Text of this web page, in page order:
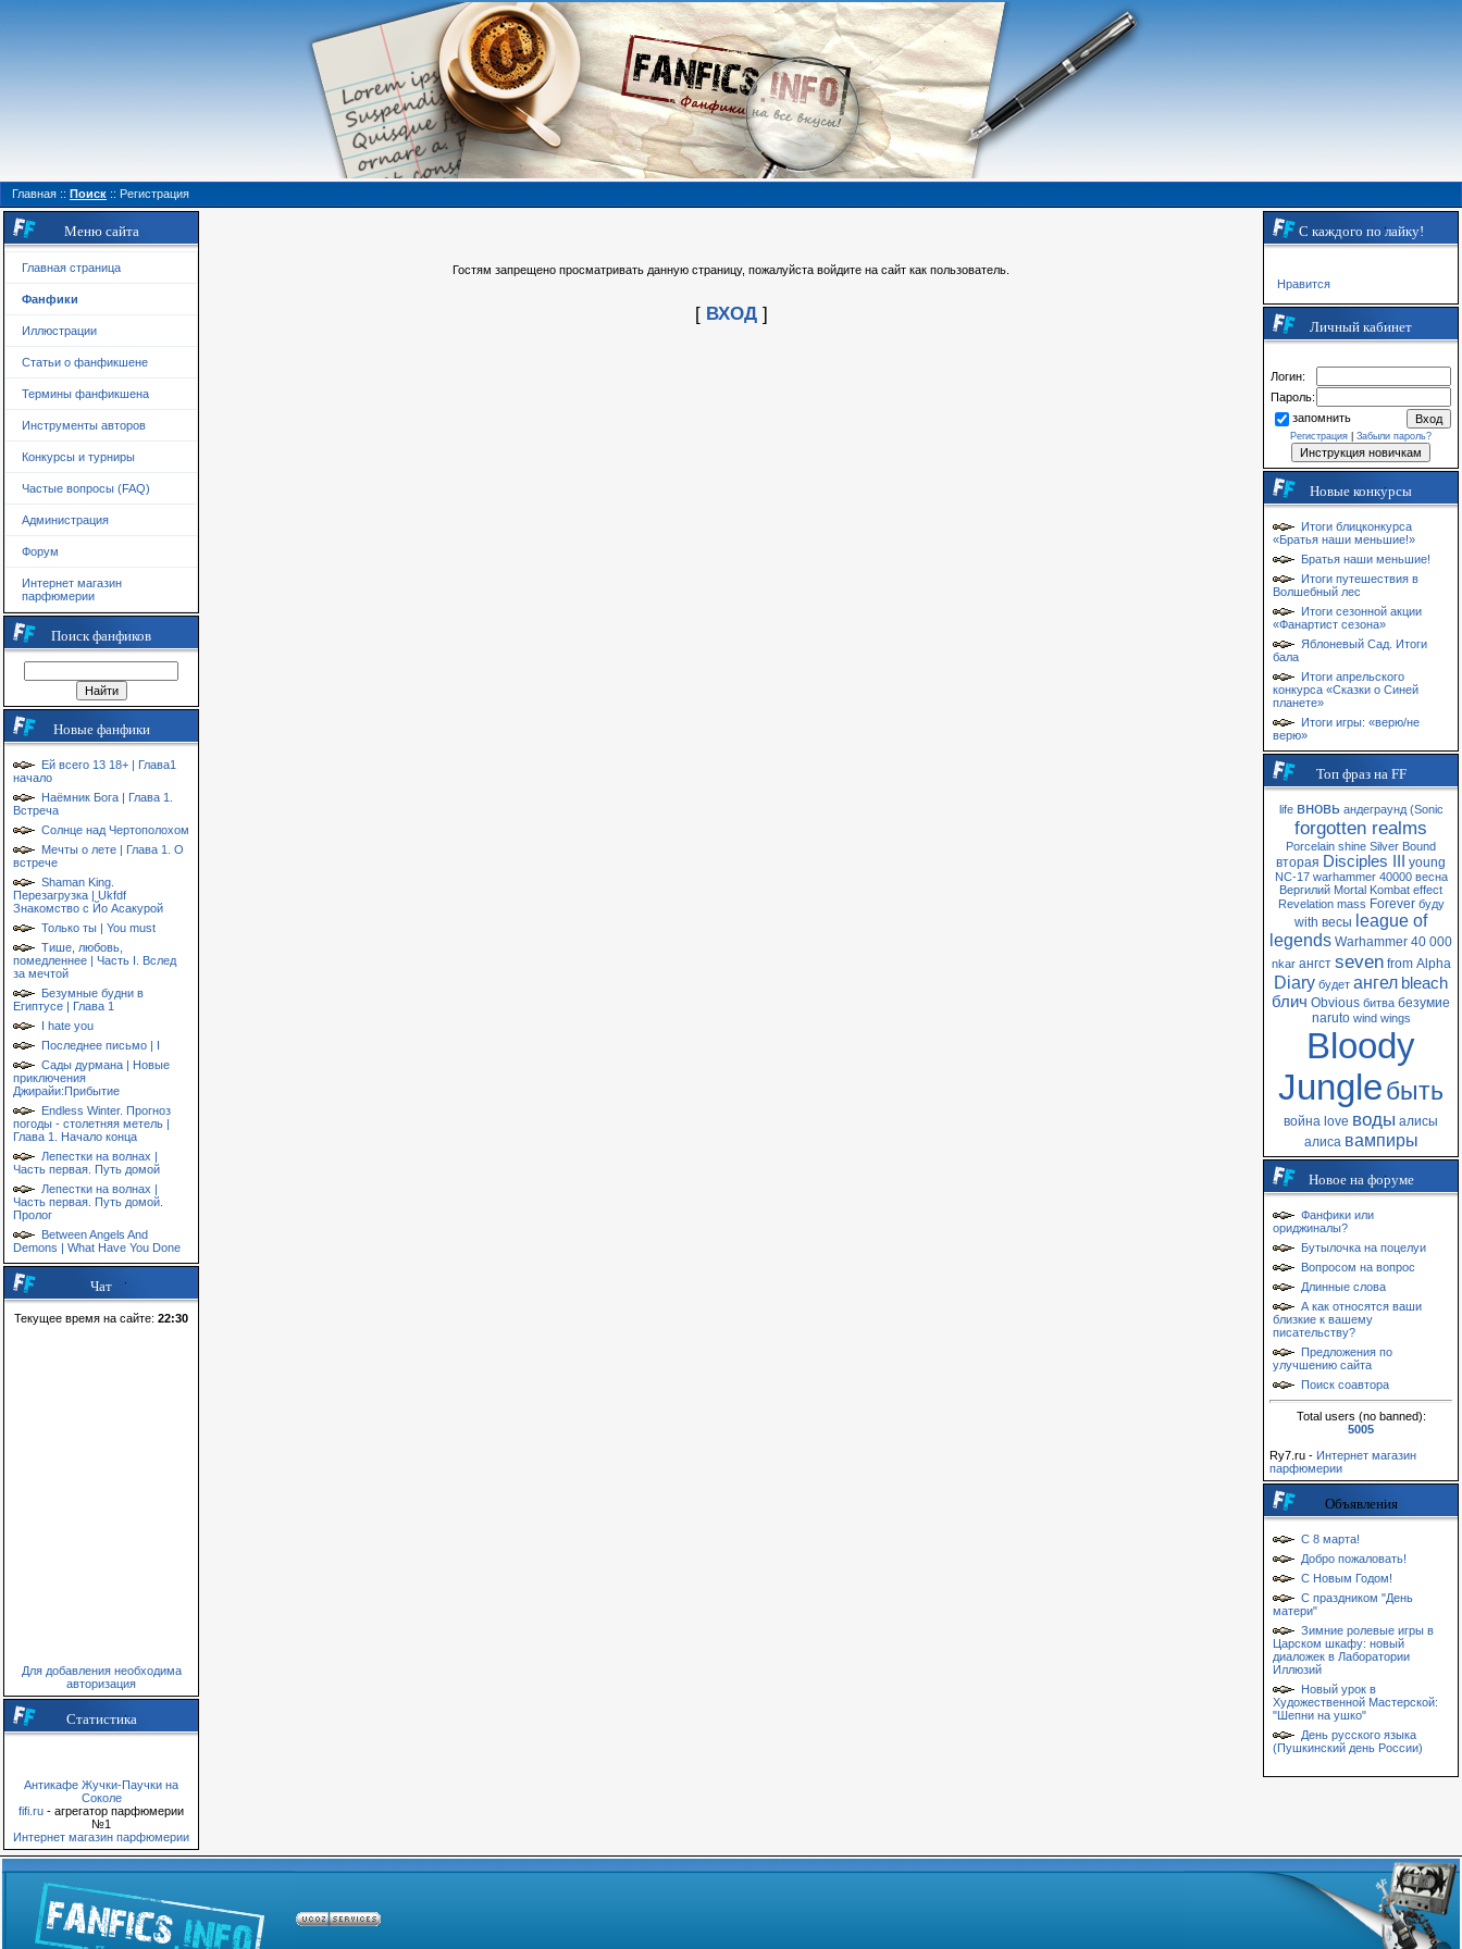
Главная :: Поиск :: Регистрация
Меню сайта
Главная страница
Фанфики
Иллюстрации
Статьи о фанфикшене
Термины фанфикшена
Инструменты авторов
Конкурсы и турниры
Частые вопросы (FAQ)
Администрация
Форум
Интернет магазин
парфюмерии
Поиск фанфиков
Новые фанфики
Ей всего 13 18+ | Глава1
начало
Наёмник Бога | Глава 1.
Встреча
Солнце над Чертополохом
Мечты о лете | Глава 1. О
встрече
Shaman King.
Перезагрузка | Ukfdf
Знакомство с Йо Асакурой
Только ты | You must
Тише, любовь,
помедленнее | Часть I. Вслед
за мечтой
Безумные будни в
Египтусе | Глава 1
I hate you
Последнее письмо | I
Сады дурмана | Новые
приключения
Джирайи:Прибытие
Endless Winter. Прогноз
погоды - столетняя метель |
Глава 1. Начало конца
Лепестки на волнах |
Часть первая. Путь домой
Лепестки на волнах |
Часть первая. Путь домой.
Пролог
Between Angels And
Demons | What Have You Done
Чат
Текущее время на сайте: 22:30
Для добавления необходима
авторизация
Статистика
Антикафе Жучки-Паучки на
Соколе
fifi.ru - агрегатор парфюмерии
№1
Интернет магазин парфюмерии
Гостям запрещено просматривать данную страницу, пожалуйста войдите на сайт как пользователь.
[ ВХОД]
С каждого по лайку!
Нравится
Личный кабинет
Логин:
Пароль:
запомнить
Регистрация Забыли пароль?
Новые конкурсы
Итоги блицконкурса
«Братья наши меньшие!»
Братья наши меньшие!
Итоги путешествия в
Волшебный лес
Итоги сезонной акции
«Фанартист сезона»
Яблоневый Сад. Итоги
бала
Итоги апрельского
конкурса «Сказки о Синей
планете»
Итоги игры: «верю/не
верю»
Топ фраз на FF
life вновь андеграунд (Sonic
forgotten realms
Porcelain shine Silver Bound
вторая Disciples III young
NC-17 warhammer 40000 весна
Вергилий Mortal Kombat effect
Revelation mass Forever буду
with весы league of
legends Warhammer 40 000
nkar ангст seven from Alpha
Diary будет ангел bleach
блич Obvious битва безумие
naruto wind wings
Bloody
Jungleбыть
война love воды алисы
алиса вампиры
Новое на форуме
Фанфики или
ориджиналы?
Бутылочка на поцелуи
Вопросом на вопрос
Длинные слова
А как относятся ваши
близкие к вашему
писательству?
Предложения по
улучшению сайта
Поиск соавтора
Total users (no banned):
5005
Ry7.ru - Интернет магазин
парфюмерии
Объявления
С 8 марта!
Добро пожаловать!
С Новым Годом!
С праздником "День
матери"
Зимние ролевые игры в
Царском шкафу: новый
диаложек в Лаборатории
Иллюзий
Новый урок в
Художественной Мастерской:
"Шепни на ушко"
День русского языка
(Пушкинский день России)